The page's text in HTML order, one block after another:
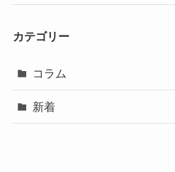
カテゴリー
コラム
新着